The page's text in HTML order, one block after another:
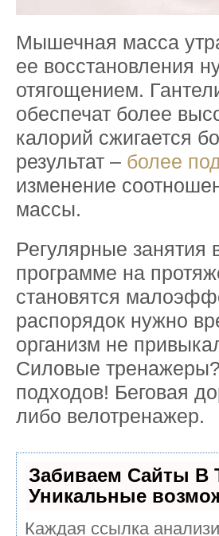
Мышечная масса
ее восстановления
отягощением.
обеспечат более
калорий сжигается
результат – более
изменение
массы.
Регулярные занятия
программе на
становятся
распорядок нужно
организм не
Силовые
подходов! Беговая
либо велотренажер.
Забиваем Сайты
Уникальные
Каждая ссылка